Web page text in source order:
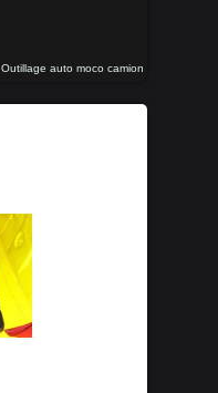
Outillage auto moco camion